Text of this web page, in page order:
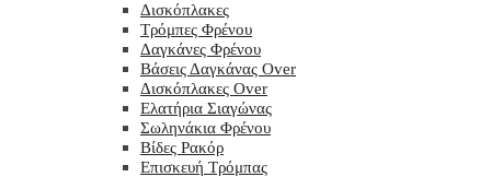
Δισκόπλακες
Τρόμπες Φρένου
Δαγκάνες Φρένου
Βάσεις Δαγκάνας Over
Δισκόπλακες Over
Ελατήρια Σιαγώνας
Σωληνάκια Φρένου
Βίδες Ρακόρ
Επισκευή Τρόμπας